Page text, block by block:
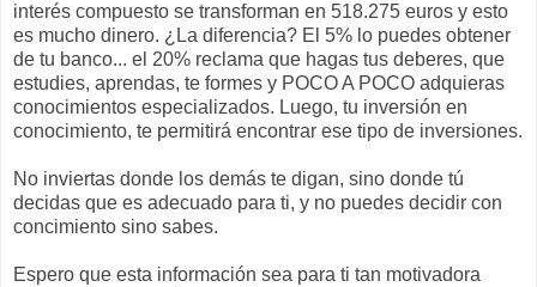
interés compuesto se transforman en 518.275 euros y esto
es mucho dinero. ¿La diferencia? El 5% lo puedes obtener
de tu banco... el 20% reclama que hagas tus deberes, que
estudies, aprendas, te formes y POCO A POCO adquieras
conocimientos especializados. Luego, tu inversión en
conocimiento, te permitirá encontrar ese tipo de inversiones.
No inviertas donde los demás te digan, sino donde tú
decidas que es adecuado para ti, y no puedes decidir con
concimiento sino sabes.
Espero que esta información sea para ti tan motivadora